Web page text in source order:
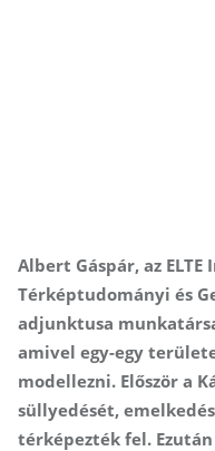
Albert Gáspár, az
Térképtudományi és
adjunktusa
amivel egy-egy
modellezni. Először a
süllyedését,
térképezték fel.